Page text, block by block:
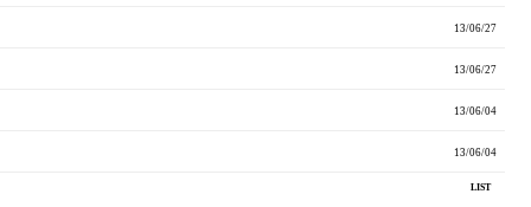
13/06/27
13/06/27
13/06/04
13/06/04
LIST